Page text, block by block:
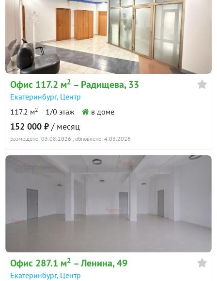
Офис 117.2 м2 – Радищева, 33
Екатеринбург, Центр
117.2 м2 1/0 этаж в доме
152 000 ₽ / месяц
размещено: 03.08.2026 , обновлено: 4.08.2026
Офис 287.1 м2 – Ленина, 49
Екатеринбург, Центр